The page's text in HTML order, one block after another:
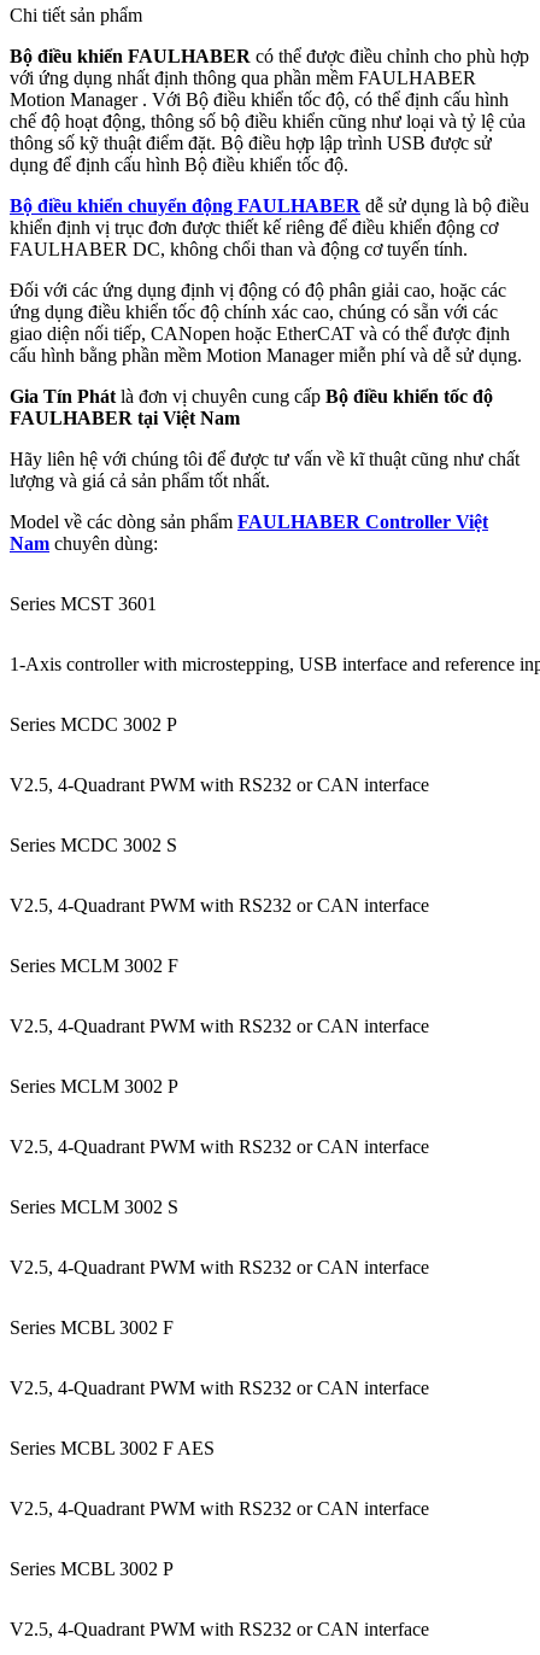
Chi tiết sản phẩm
Bộ điều khiển FAULHABER có thể được điều chỉnh cho phù hợp
với ứng dụng nhất định thông qua phần mềm FAULHABER
Motion Manager . Với Bộ điều khiển tốc độ, có thể định cấu hình
chế độ hoạt động, thông số bộ điều khiển cũng như loại và tỷ lệ của
thông số kỹ thuật điểm đặt. Bộ điều hợp lập trình USB được sử
dụng để định cấu hình Bộ điều khiển tốc độ.
Bộ điều khiển chuyển động FAULHABER dễ sử dụng là bộ điều
khiển định vị trục đơn được thiết kế riêng để điều khiển động cơ
FAULHABER DC, không chổi than và động cơ tuyến tính.
Đối với các ứng dụng định vị động có độ phân giải cao, hoặc các
ứng dụng điều khiển tốc độ chính xác cao, chúng có sẵn với các
giao diện nối tiếp, CANopen hoặc EtherCAT và có thể được định
cấu hình bằng phần mềm Motion Manager miễn phí và dễ sử dụng.
Gia Tín Phát là đơn vị chuyên cung cấp Bộ điều khiển tốc độ
FAULHABER tại Việt Nam
Hãy liên hệ với chúng tôi để được tư vấn về kĩ thuật cũng như chất
lượng và giá cả sản phẩm tốt nhất.
Model về các dòng sản phẩm FAULHABER Controller Việt
Nam chuyên dùng:
Series MCST 3601
1-Axis controller with microstepping, USB interface and reference
Series MCDC 3002 P
V2.5, 4-Quadrant PWM with RS232 or CAN interface
Series MCDC 3002 S
V2.5, 4-Quadrant PWM with RS232 or CAN interface
Series MCLM 3002 F
V2.5, 4-Quadrant PWM with RS232 or CAN interface
Series MCLM 3002 P
V2.5, 4-Quadrant PWM with RS232 or CAN interface
Series MCLM 3002 S
V2.5, 4-Quadrant PWM with RS232 or CAN interface
Series MCBL 3002 F
V2.5, 4-Quadrant PWM with RS232 or CAN interface
Series MCBL 3002 F AES
V2.5, 4-Quadrant PWM with RS232 or CAN interface
Series MCBL 3002 P
V2.5, 4-Quadrant PWM with RS232 or CAN interface